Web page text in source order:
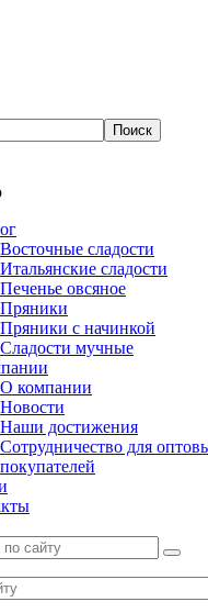
Восточные сладости
Итальянские сладости
Печенье овсяное
Пряники
Пряники с начинкой
Сладости мучные
О компании
Новости
Наши достижения
Сотрудничество для
покупателей